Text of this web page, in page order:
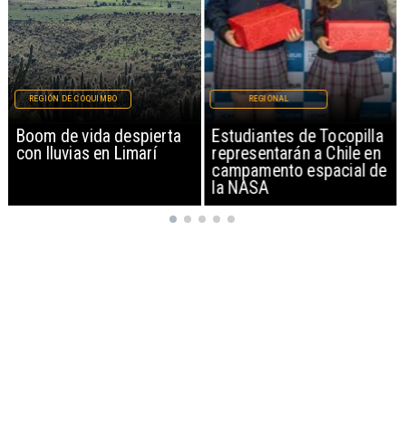
Boom de vida despierta
con lluvias en Limarí
REGIÓN DE COQUIMBO
Estudiantes de Tocopilla
representarán a Chile en
campamento espacial de
la NASA
REGIONAL